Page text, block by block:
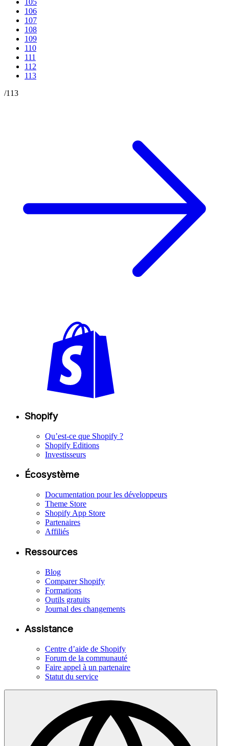
105
106
107
108
109
110
111
112
113
/113
Shopify
Qu’est-ce que Shopify ?
Shopify Editions
Investisseurs
Écosystème
Documentation pour les développeurs
Theme Store
Shopify App Store
Partenaires
Affiliés
Ressources
Blog
Comparer Shopify
Formations
Outils gratuits
Journal des changements
Assistance
Centre d’aide de Shopify
Forum de la communauté
Faire appel à un partenaire
Statut du service